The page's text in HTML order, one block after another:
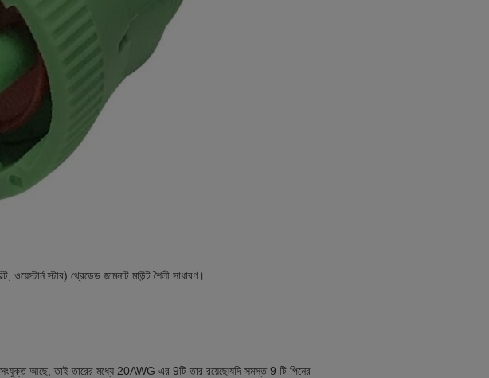
ওয়েস্টার্ন স্টার) থ্রেডেড জামনাট মাউন্ট শৈলী সাধারণ।
সংযুক্ত আছে, তাই তারের মধ্যে 20AWG এর 9টি তার রয়েছে৷যদি সমস্ত 9 টি পিনের